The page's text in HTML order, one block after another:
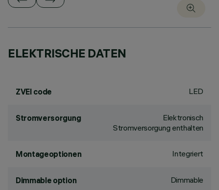
ELEKTRISCHE DATEN
ZVEI code LED
Stromversorgung
Elektronisch
Stromversorgung enthalten
Montageoptionen Integriert
Dimmable option Dimmable